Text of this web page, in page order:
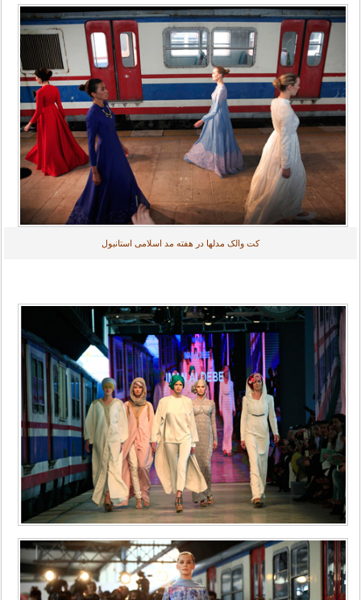
کت والک مدلها در هفته مد اسلامی استانبول